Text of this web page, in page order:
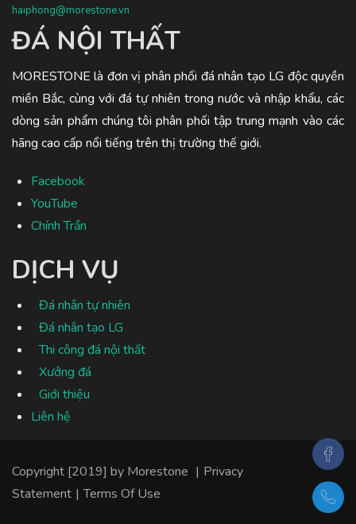
haiphong@morestone.vn
ĐÁ NỘI THẤT
MORESTONE là đơn vị phân phối đá nhân tạo LG độc quyền
miền Bắc, cùng với đá tự nhiên trong nước và nhập khẩu, các
dòng sản phẩm chúng tôi phân phối tập trung mạnh vào các
hãng cao cấp nổi tiếng trên thị trường thế giới.
Facebook
YouTube
Chính Trần
DỊCH VỤ
Đá nhân tự nhiên
Đá nhân tạo LG
Thi công đá nội thất
Xưởng đá
Giới thiệu
Liên hệ
Copyright [2019] by Morestone | Privacy
Statement | Terms Of Use